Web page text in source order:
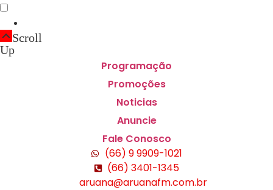
Scroll
Up
Programação
Promoções
Noticias
Anuncie
Fale Conosco
(66) 9 9909-1021
(66) 3401-1345
aruana@aruanafm.com.br